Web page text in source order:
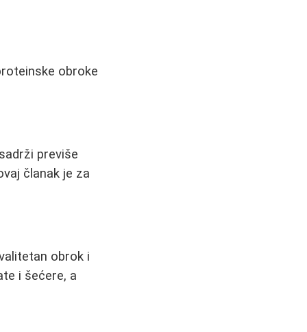
obroke
previše
članak je za
obrok i
i šećere, a